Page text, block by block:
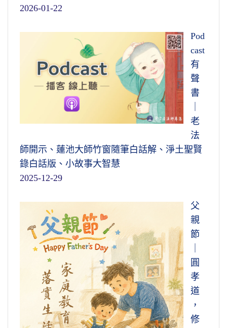
2026-01-22
Pod
cast
有
聲
書
老
法
師開示、蓮池大師竹窗隨筆白話解、淨土聖賢
錄白話版、小故事大智慧
2025-12-29
父
親
節
圓
孝
道
，
修